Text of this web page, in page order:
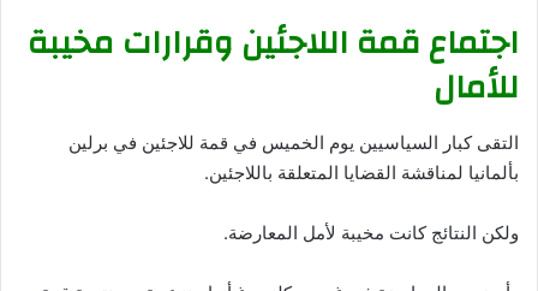
اجتماع قمة اللاجئين وقرارات مخيبة
للأمال
التقى كبار السياسيين يوم الخميس في قمة للاجئين في برلين
بألمانيا لمناقشة القضايا المتعلقة باللاجئين.
ولكن النتائج كانت مخيبة لأمل المعارضة.